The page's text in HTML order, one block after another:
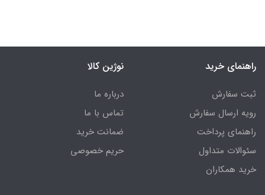
راهنمای خرید
ثبت سفارش
رویه ارسال سفارش
راهنمای پرداخت
سئوالات متداول
خرید همکاران
نوژین کالا
درباره ما
تماس با ما
ضمانت خرید
حریم خصوصی